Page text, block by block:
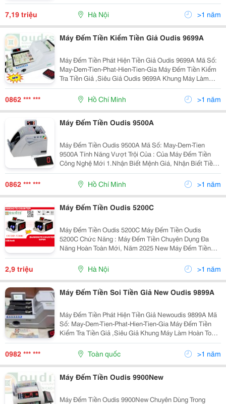
Giả ,Siêu Giả Chính Xác 3. Chia Mẻ (Chia Tờ) Ấn Định
Số Tờ 4. Tổng Tiền Có Kiểm
7,19 triệu Hà Nội >1 năm
Máy Đếm Tiền Kiểm Tiền Giả Oudis 9699A
Máy Đếm Tiền Phát Hiện Tiền Giả Oudis 9699A Mã Số:
May-Dem-Tien-Phat-Hien-Tien-Gia Máy Đếm Tiền Kiểm
Tra Tiền Giả ,Siêu Giả Oudis 9699A Khung Máy Làm
Hoàn Toàn Bằng Thép Không Gỉ - Có 3 Tốc Độ Đếm
1100To/Phút 1200 /
0862 *** *** Hồ Chí Minh >1 năm
Máy Đếm Tiền Oudis 9500A
Máy Đếm Tiền Oudis 9500A Mã Số: May-Dem-Tien
9500A Tính Năng Vượt Trội Của : Của Máy Đếm Tiền
Công Nghệ Mới 1.Nhận Biết Mệnh Giá, Nhận Biết Tiền
Lẫn Loại: 2. Phát Hiện Tiền Giả ,Siêu Giả Chính Xác 3.
Chia Mẻ
0862 *** *** Hồ Chí Minh >1 năm
Máy Đếm Tiền Oudis 5200C
Máy Đếm Tiền Oudis 5200C Máy Đếm Tiền Oudis
5200C Chức Năng : Máy Đếm Tiền Chuyên Dụng Đa
Năng Hoàn Toàn Mới, Năm 2025 New Máy Đếm Tiền
Polymer Và Cotton , Usd , Euro. Đếm Và Phát Hiện Tiền
Giả Polymer Băng Tia Uv Mg. Hoàn Toàn Tự Động...
2,9 triệu Hà Nội >1 năm
Máy Đếm Tiền Soi Tiền Giả New Oudis 9899A
Máy Đếm Tiền Phát Hiện Tiền Giả Newoudis 9899A Mã
Số: May-Dem-Tien-Phat-Hien-Tien-Gia Máy Đếm Tiền
Kiểm Tra Tiền Giả ,Siêu Giả Khung Máy Làm Hoàn Toàn
Bằng Thép Không Gỉ - Máy Sử Dụng 2 Motor Có 3 Tốc
Độ Chay 1100Tờ/Phút,1200Tờ/Phút,...
0982 *** *** Toàn quốc >1 năm
Máy Đếm Tiền Oudis 9900New
Máy Đếm Tiền Oudis 9900New Chuyên Dùng Trong